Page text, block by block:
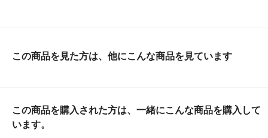
この商品を見た方は、他にこんな商品を見ています
この商品を購入された方は、一緒にこんな商品を購入して
います。